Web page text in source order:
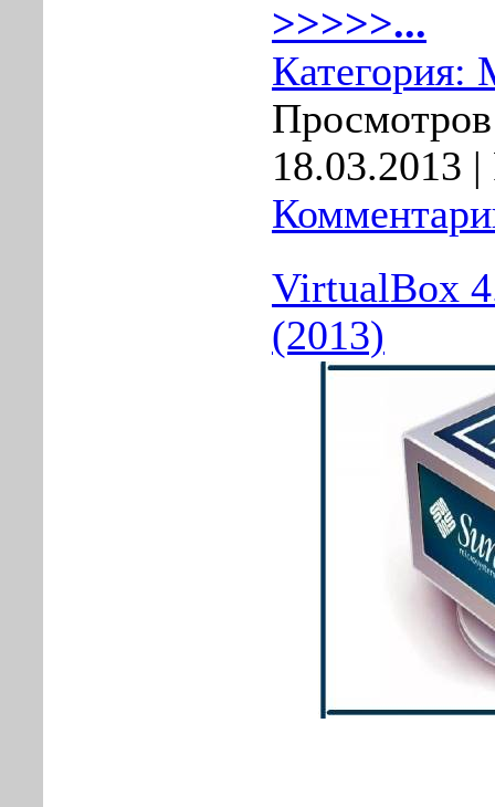
>>>>>...
Категория:
18.03.2013 |
VirtualBox
(2013)